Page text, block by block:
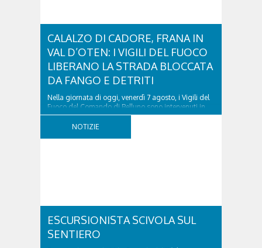
CALALZO DI CADORE, FRANA IN
VAL D’OTEN: I VIGILI DEL FUOCO
LIBERANO LA STRADA BLOCCATA
DA FANGO E DETRITI
Nella giornata di oggi, venerdì 7 agosto, i Vigili del
Fuoco del Comando di Belluno sono intervenuti in
località Diassa, in Val d’Oten, nel comune di Calalzo
di Cadore, per liberare una strada rimasta bloccata
NOTIZIE
ESCURSIONISTA SCIVOLA SUL
SENTIERO